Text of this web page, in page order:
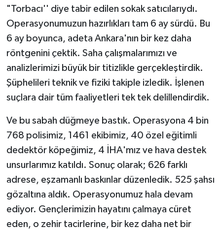
"Torbacı'' diye tabir edilen sokak satıcılarıydı.
Operasyonumuzun hazırlıkları tam 6 ay sürdü. Bu
6 ay boyunca, adeta Ankara'nın bir kez daha
röntgenini çektik. Saha çalışmalarımızı ve
analizlerimizi büyük bir titizlikle gerçekleştirdik.
Şüphelileri teknik ve fiziki takiple izledik. İşlenen
suçlara dair tüm faaliyetleri tek tek delillendirdik.
Ve bu sabah düğmeye bastık. Operasyona 4 bin
768 polisimiz, 1461 ekibimiz, 40 özel eğitimli
dedektör köpeğimiz, 4 İHA'mız ve hava destek
unsurlarımız katıldı. Sonuç olarak; 626 farklı
adrese, eşzamanlı baskınlar düzenledik. 525 şahsı
gözaltına aldık. Operasyonumuz hala devam
ediyor. Gençlerimizin hayatını çalmaya cüret
eden, o zehir tacirlerine, bir kez daha net bir